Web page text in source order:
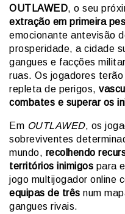
OUTLAWED, o seu
extração em primeira
emocionante antevisão
prosperidade, a cidade
gangues e facções
ruas. Os jogadores
repleta de perigos,
combates e superar os
Em OUTLAWED, os
sobreviventes
mundo, recolhendo
territórios inimigos para
jogo multijogador online
equipas de três num
gangues rivais.